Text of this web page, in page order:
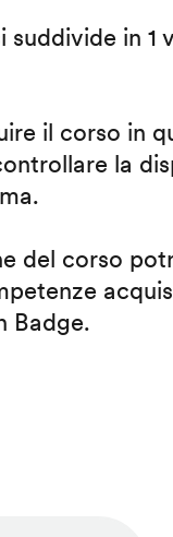
suddivide in 1
il corso in
la
del corso
Badge.